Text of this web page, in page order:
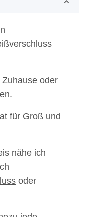
oder
für Groß und
nähe ich
oder